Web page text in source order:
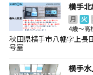
横手
月 火
4歳～高
秋田県横手市八幡字上長
号室
横手